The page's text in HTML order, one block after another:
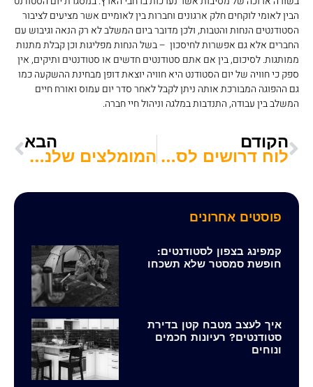
הבין לאומי לוקחים חלק ארגונים וחברות בין לאומיים אשר מציעים לציבור
הסטודנטים הנחות והטבות, ולכן מדובר ביום המשלב לא רק הנאה וגיבוש עם
החברים אלא גם אפשרות לחיסכון – בשל הנחות מפליגות וכן קבלת מתנות
ממותגות. לסיכום, בין אם אתם סטודנטים חדשים או סטודנטים ותיקים, אין
ספק כי חוויה של יום הסטודנט היא חוויה יוצאת דופן מבחינת ההשקעה כמו
גם ההפוגה המבורכת אותה ניתן לקבל לאחר סדר יום עמוס ואורח חיים
המשלב בין עבודה, התנדבות במלגה וניהול חיי חברה.
הקודם
לוח דרושים לסטודנטים: עבודה בזמן התואר
הבא
המומלצים שלנו: עיתונות לסטודנטים
פוסטים אחרונים
קמפינג בצפון לסטודנטים:
חופשת סמסטר שלא תשכחו
איך לעצב מטבח קטן בדירת
סטודנטים? רעיונות חכמים
ונוחים